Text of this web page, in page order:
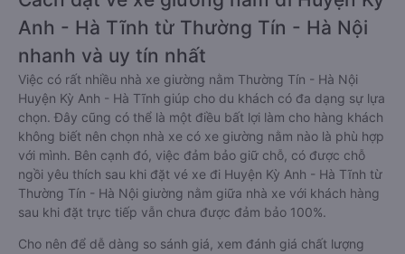
Anh - Hà Tĩnh từ Thường Tín - Hà Nội
nhanh và uy tín nhất
Việc có rất nhiều nhà xe giường nằm Thường Tín - Hà Nội
Huyện Kỳ Anh - Hà Tĩnh giúp cho du khách có đa dạng sự lựa
chọn. Đây cũng có thể là một điều bất lợi làm cho hàng khách
không biết nên chọn nhà xe có xe giường nằm nào là phù hợp
với mình. Bên cạnh đó, việc đảm bảo giữ chỗ, có được chỗ
ngồi yêu thích sau khi đặt vé xe đi Huyện Kỳ Anh - Hà Tĩnh từ
Thường Tín - Hà Nội giường nằm giữa nhà xe với khách hàng
sau khi đặt trực tiếp vẫn chưa được đảm bảo 100%.
Cho nên để dễ dàng so sánh giá, xem đánh giá chất lượng